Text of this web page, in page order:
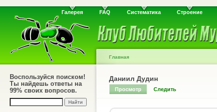
Галерея FAQ Систематика Строение
Воспользуйся поиском!
Ты найдешь ответы на
99% своих вопросов.
Главная
Даниил Дудин
Просмотр Следить